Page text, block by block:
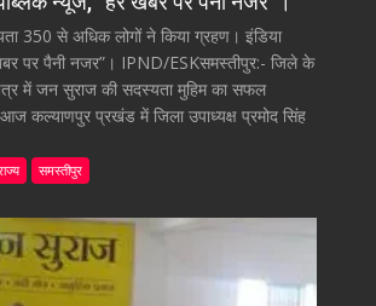
350 से अधिक लोगों ने किया ग्रहण। इंडिया
पर पैनी नजर”। IPND/ESKसमस्तीपुर:- जिले के
में जन सुराज की सदस्यता मुहिम का सफल
कल्याणपुर प्रखंड में जिला उपाध्यक्ष प्रमोद सिंह
समस्तीपुर